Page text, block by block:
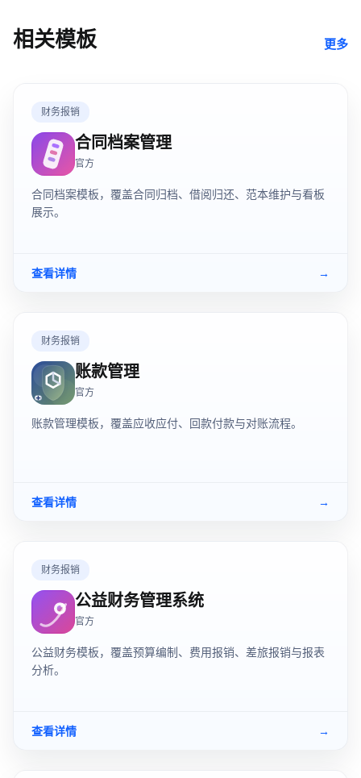
相关模板 更多
财务报销
合同档案管理
官方
合同档案模板，覆盖合同归档、借阅归还、范本维护与看板
展示。
查看详情 →
财务报销
账款管理
官方
账款管理模板，覆盖应收应付、回款付款与对账流程。
查看详情 →
财务报销
公益财务管理系统
官方
公益财务模板，覆盖预算编制、费用报销、差旅报销与报表
分析。
查看详情 →